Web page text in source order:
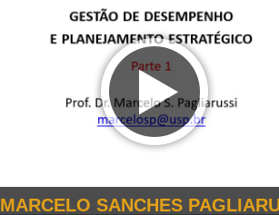
MARCELO SANCHES